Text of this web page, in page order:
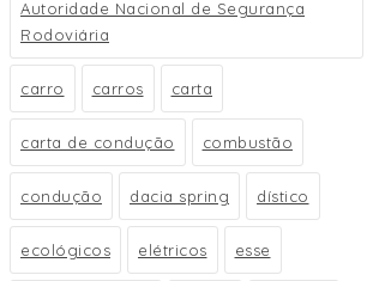
Autoridade Nacional de Segurança
Rodoviária
carro carros carta
carta de condução combustão
condução dacia spring dístico
ecológicos elétricos esse